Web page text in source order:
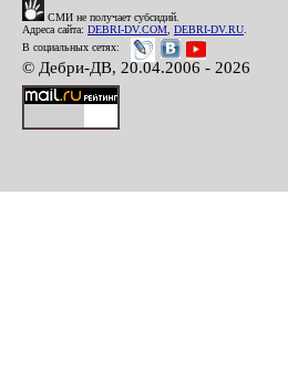
СМИ не получает субсидий.
Адреса сайта: DEBRI-DV.COM DEBRI-DV.RU
В социальных сетях:
© Дебри-ДВ, 20.04.2006 - 2026